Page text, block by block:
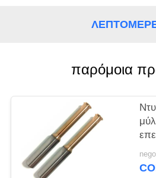
PRIVACYπαρόμοια